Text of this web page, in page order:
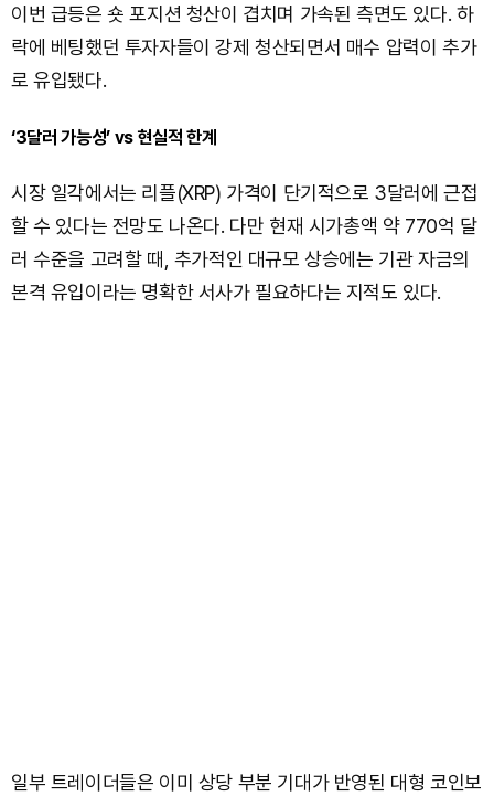
이번 급등은 숏 포지션 청산이 겹치며 가속된 측면도 있다. 하
락에 베팅했던 투자자들이 강제 청산되면서 매수 압력이 추가
로 유입됐다.
‘3달러 가능성’ vs 현실적 한계
시장 일각에서는 리플(XRP) 가격이 단기적으로 3달러에 근접
할 수 있다는 전망도 나온다. 다만 현재 시가총액 약 770억 달
러 수준을 고려할 때, 추가적인 대규모 상승에는 기관 자금의
본격 유입이라는 명확한 서사가 필요하다는 지적도 있다.
일부 트레이더들은 이미 상당 부분 기대가 반영된 대형 코인보